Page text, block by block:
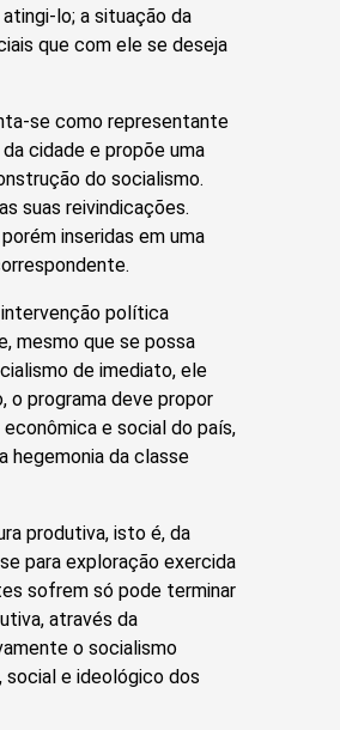
lo; a situação da
que com ele se deseja
se como representante
cidade e propõe uma
do socialismo.
suas reivindicações.
inseridas em uma
política
mesmo que se possa
de imediato, ele
o programa deve propor
e social do país,
hegemonia da classe
produtiva, isto é, da
para exploração exercida
sofrem só pode terminar
através da
o socialismo
social e ideológico dos